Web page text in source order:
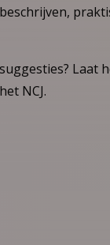
Laat
NCJ.